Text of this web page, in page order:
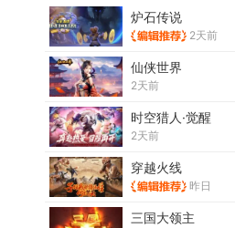
炉石传说
2天前
仙侠世界
2天前
时空猎人·觉醒
2天前
穿越火线
昨日
三国大领主